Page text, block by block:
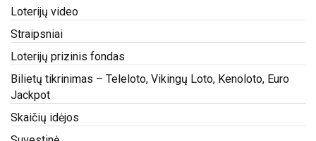
Loterijų video
Straipsniai
Loterijų prizinis fondas
Bilietų tikrinimas – Teleloto, Vikingų Loto, Kenoloto, Euro
Jackpot
Skaičių idėjos